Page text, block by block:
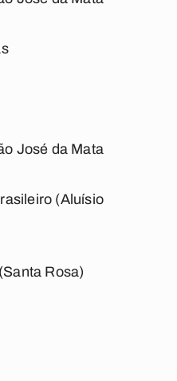
José da Mata
(Aluísio
Rosa)